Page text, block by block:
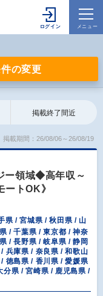
の変更
掲載終了間近
掲載期間：26/08/06～26/08/19
ー領域◆高年収～
トOK》
県 / 宮城県 / 秋田県 / 山
/ 千葉県 / 東京都 / 神奈
/ 長野県 / 岐阜県 / 静岡
兵庫県 / 奈良県 / 和歌山
徳島県 / 香川県 / 愛媛県
分県 / 宮崎県 / 鹿児島県 /